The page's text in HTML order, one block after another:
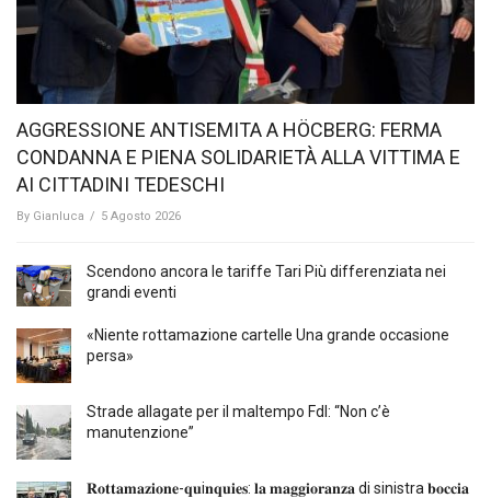
AGGRESSIONE ANTISEMITA A HÖCBERG: FERMA
CONDANNA E PIENA SOLIDARIETÀ ALLA VITTIMA E
AI CITTADINI TEDESCHI
By Gianluca / 5 Agosto 2026
Scendono ancora le tariffe Tari Più differenziata nei
grandi eventi
«Niente rottamazione cartelle Una grande occasione
persa»
Strade allagate per il maltempo FdI: “Non c’è
manutenzione”
𝐑𝐨𝐭𝐭𝐚𝐦𝐚𝐳𝐢𝐨𝐧𝐞-𝐪𝐮i𝐧𝐪𝐮𝐢𝐞𝐬: 𝐥𝐚 𝐦𝐚𝐠𝐠𝐢𝐨𝐫𝐚𝐧𝐳𝐚 di sinistra 𝐛𝐨𝐜𝐜𝐢𝐚